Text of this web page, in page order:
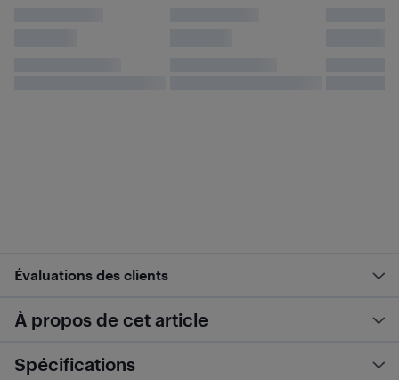
Évaluations des clients
À propos de cet article
Spécifications